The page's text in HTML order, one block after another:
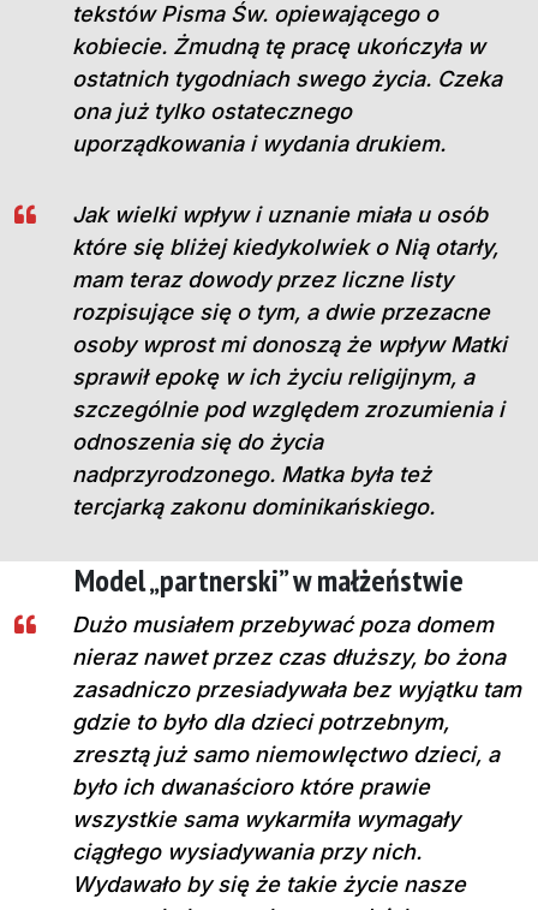
tekstów Pisma Św. opiewającego o
kobiecie. Żmudną tę pracę ukończyła w
ostatnich tygodniach swego życia. Czeka
ona już tylko ostatecznego
uporządkowania i wydania drukiem.
Jak wielki wpływ i uznanie miała u osób
które się bliżej kiedykolwiek o Nią otarły,
mam teraz dowody przez liczne listy
rozpisujące się o tym, a dwie przezacne
osoby wprost mi donoszą że wpływ Matki
sprawił epokę w ich życiu religijnym, a
szczególnie pod względem zrozumienia i
odnoszenia się do życia
nadprzyrodzonego. Matka była też
tercjarką zakonu dominikańskiego.
Model „partnerski” w małżeństwie
Dużo musiałem przebywać poza domem
nieraz nawet przez czas dłuższy, bo żona
zasadniczo przesiadywała bez wyjątku tam
gdzie to było dla dzieci potrzebnym,
zresztą już samo niemowlęctwo dzieci, a
było ich dwanaścioro które prawie
wszystkie sama wykarmiła wymagały
ciągłego wysiadywania przy nich.
Wydawało by się że takie życie nasze